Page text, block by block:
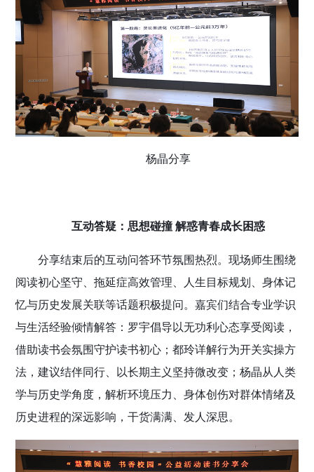
杨晶分享
互动答疑：思想碰撞 解惑青春成长困惑
分享结束后的互动问答环节氛围热烈。现场师生围绕
阅读初心坚守、拖延症高效管理、人生目标规划、身体记
忆与历史发展关联等话题积极提问。嘉宾们结合专业学识
与生活经验倾情解答：罗宇倡导以无功利心态享受阅读，
借助读书会氛围守护读书初心；都玲详解行为开关实操方
法，建议结伴同行、以长期主义坚持微改变；杨晶从人类
学与历史学角度，解析环境压力、身体创伤对群体情绪及
历史进程的深远影响，干货满满、发人深思。